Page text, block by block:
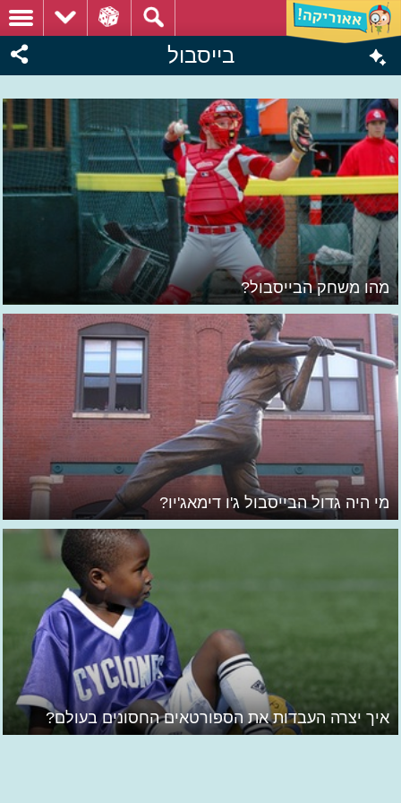
בייסבול
מהו משחק הבייסבול?
מי היה גדול הבייסבול ג'ו דימאג'יו?
איך יצרה העבדות את הספורטאים החסונים בעולם?